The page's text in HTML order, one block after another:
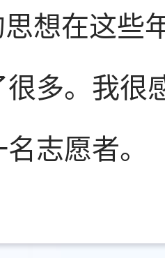
想在这些
很多。我很
志愿者。